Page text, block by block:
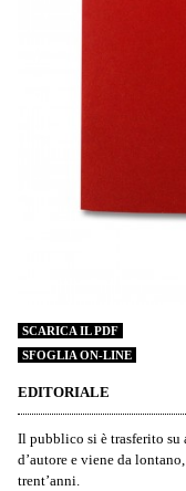
SCARICA IL PDF
SFOGLIA ON-LINE
EDITORIALE
Il pubblico si è trasferito su
d’autore e viene da
trent’anni.